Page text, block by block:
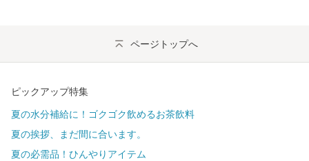
ページトップへ
ピックアップ特集
夏の水分補給に！ゴクゴク飲めるお茶飲料
夏の挨拶、まだ間に合います。
夏の必需品！ひんやりアイテム